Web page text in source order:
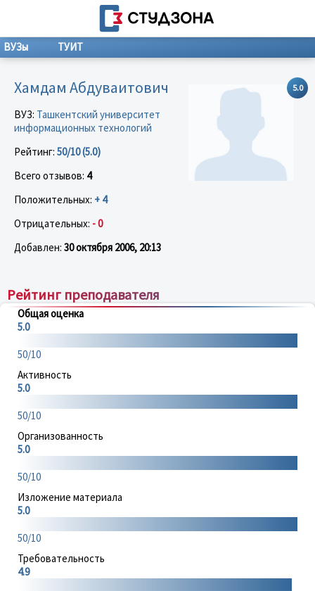
ВУЗы ТУИТ
5.0
Хамдам Абдуваитович
ВУЗ: Ташкентский университет
информационных технологий
Рейтинг: 50/10 (5.0)
Всего отзывов: 4
Положительных: + 4
Отрицательных: - 0
Добавлен: 30 октября 2006, 20:13
Рейтинг преподавателя
Общая оценка
5.0
50/10
Активность
5.0
50/10
Организованность
5.0
50/10
Изложение материала
5.0
50/10
Требовательность
4.9